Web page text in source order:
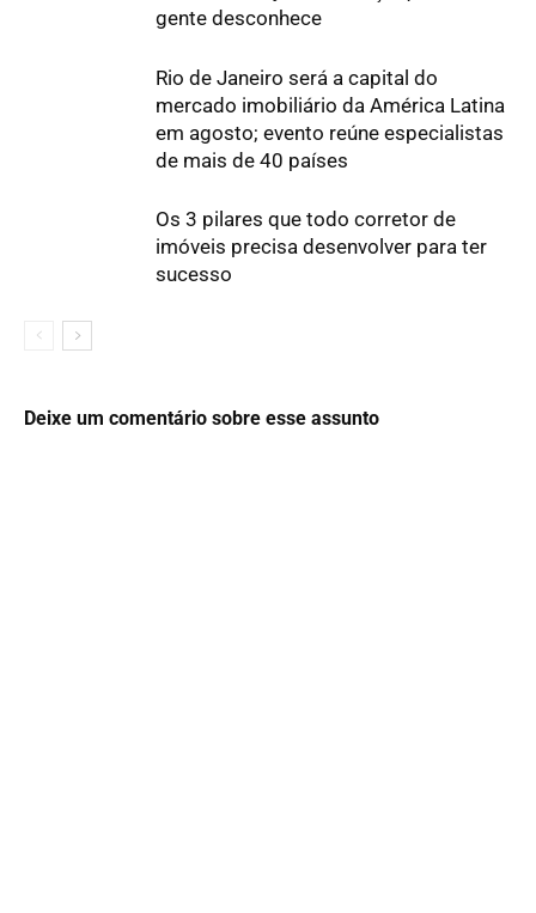
gente desconhece
Rio de Janeiro será a capital do
mercado imobiliário da América Latina
em agosto; evento reúne especialistas
de mais de 40 países
Os 3 pilares que todo corretor de
imóveis precisa desenvolver para ter
sucesso
Deixe um comentário sobre esse assunto